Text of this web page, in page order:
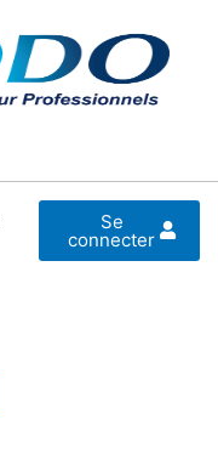
Se
connecter